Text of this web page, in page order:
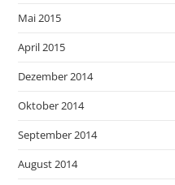
Mai 2015
April 2015
Dezember 2014
Oktober 2014
September 2014
August 2014